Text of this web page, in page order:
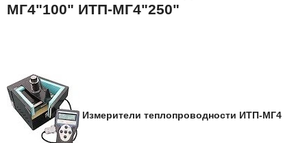
МГ4"100" ИТП-МГ4"250"
Измерители теплопроводности ИТП-МГ4